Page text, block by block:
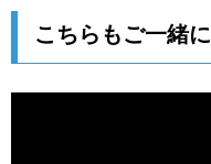
こちらもご一緒に